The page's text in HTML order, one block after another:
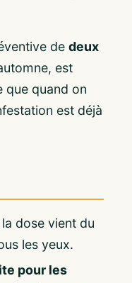
de deux
est
quand on
est déjà
la dose vient du
les yeux.
pour les